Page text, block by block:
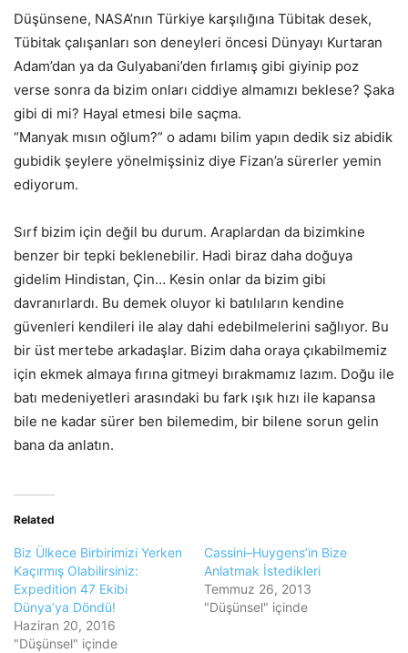
Düşünsene, NASA’nın Türkiye karşılığına Tübitak desek,
Tübitak çalışanları son deneyleri öncesi Dünyayı Kurtaran
Adam’dan ya da Gulyabani’den fırlamış gibi giyinip poz
verse sonra da bizim onları ciddiye almamızı beklese? Şaka
gibi di mi? Hayal etmesi bile saçma.
“Manyak mısın oğlum?” o adamı bilim yapın dedik siz abidik
gubidik şeylere yönelmişsiniz diye Fizan’a sürerler yemin
ediyorum.
Sırf bizim için değil bu durum. Araplardan da bizimkine
benzer bir tepki beklenebilir. Hadi biraz daha doğuya
gidelim Hindistan, Çin… Kesin onlar da bizim gibi
davranırlardı. Bu demek oluyor ki batılıların kendine
güvenleri kendileri ile alay dahi edebilmelerini sağlıyor. Bu
bir üst mertebe arkadaşlar. Bizim daha oraya çıkabilmemiz
için ekmek almaya fırına gitmeyi bırakmamız lazım. Doğu ile
batı medeniyetleri arasındaki bu fark ışık hızı ile kapansa
bile ne kadar sürer ben bilemedim, bir bilene sorun gelin
bana da anlatın.
Related
Biz Ülkece Birbirimizi Yerken
Kaçırmış Olabilirsiniz:
Expedition 47 Ekibi
Dünya’ya Döndü!
Haziran 20, 2016
"Düşünsel" içinde
Cassini–Huygens’in Bize
Anlatmak İstedikleri
Temmuz 26, 2013
"Düşünsel" içinde